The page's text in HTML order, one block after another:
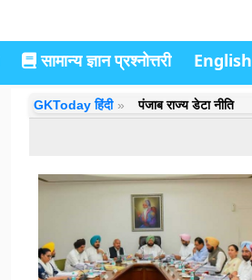
सामान्य ज्ञान प्रश्नोत्तरी English
GKToday हिंदी पंजाब राज्य डेटा नीति